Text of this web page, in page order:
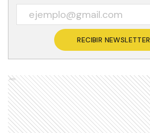
RECIBIR NEWSLETTER
Ads